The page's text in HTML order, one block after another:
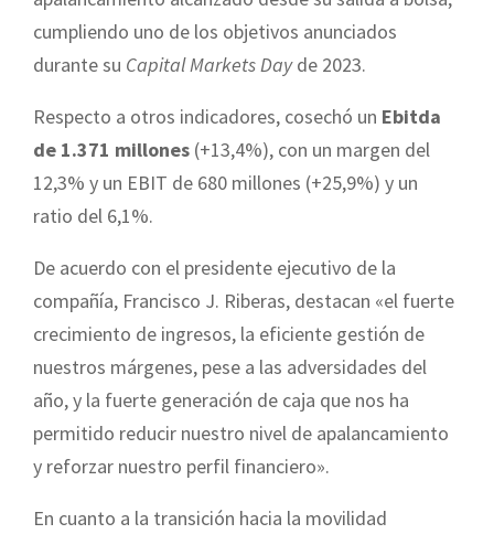
cumpliendo uno de los objetivos anunciados
durante su Capital Markets Dayde 2023.
Respecto a otros indicadores, cosechó un Ebitda
de 1.371 millones (+13,4%), con un margen del
12,3% y un EBIT de 680 millones (+25,9%) y un
ratio del 6,1%.
De acuerdo con el presidente ejecutivo de la
compañía, Francisco J. Riberas, destacan «el fuerte
crecimiento de ingresos, la eficiente gestión de
nuestros márgenes, pese a las adversidades del
año, y la fuerte generación de caja que nos ha
permitido reducir nuestro nivel de apalancamiento
y reforzar nuestro perfil financiero».
En cuanto a la transición hacia la movilidad